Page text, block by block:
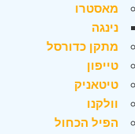
מאסטרו
נינגה
מתקן כדורסל
טייפון
טיטאניק
וולקנו
הפיל הכחול